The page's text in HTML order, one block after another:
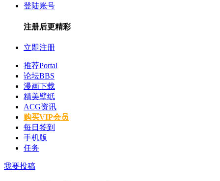
登陆账号
注册后更精彩
立即注册
推荐Portal
论坛BBS
漫画下载
精美壁纸
ACG资讯
购买VIP会员
每日签到
手机版
任务
我要投稿